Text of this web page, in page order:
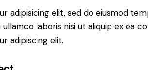
adipisicing elit, sed do eiusmod
laboris nisi ut aliquip ex ea
adipiscing elit.